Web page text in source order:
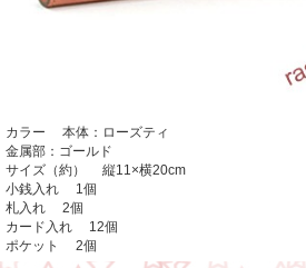
カラー 本体：ローズティ
金属部：ゴールド
サイズ（約） 縦11×横20cm
小銭入れ 1個
札入れ 2個
カード入れ 12個
ポケット 2個